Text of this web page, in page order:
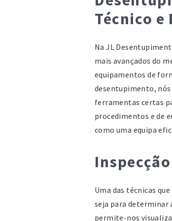
Técnico e
Na JL
mais avançados do
equipamentos de
desentupimento, nós
ferramentas certas
procedimentos e de
como uma equipa
Uma das técnicas
seja para determinar
permite-nos